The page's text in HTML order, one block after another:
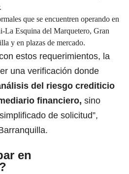
que se encuentren operando en
La Esquina del Marquetero, Gran
y en plazas de mercado.
estos requerimientos, la
una verificación donde
del riesgo crediticio
financiero, sino
de solicitud”,
en